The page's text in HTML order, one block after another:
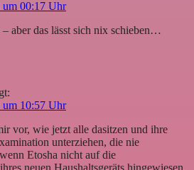
um 00:17 Uhr
aber das lässt sich nix schieben…
um 10:57 Uhr
vor, wie jetzt alle dasitzen und ihre
unterziehen, die nie
Etosha nicht auf die
neuen Haushaltsgeräts hingewiesen